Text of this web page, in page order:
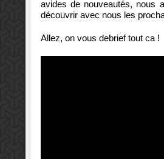
avides de nouveautés, nous
découvrir avec nous les
Allez, on vous debrief tout ca !